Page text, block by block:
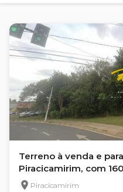
Terreno à venda e
Piracicamirim, com
Piracicamirim